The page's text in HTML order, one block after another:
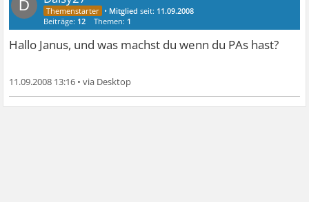
D • Mitglied seit: 11.09.2008
Beiträge: 12 Themen: 1
Hallo Janus, und was machst du wenn du PAs hast?
11.09.2008 13:16 •